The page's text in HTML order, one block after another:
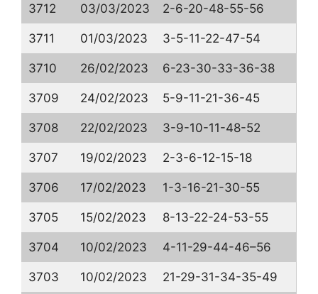
3712 03/03/2023 2-6-20-48-55-56
3711 01/03/2023 3-5-11-22-47-54
3710 26/02/2023 6-23-30-33-36-38
3709 24/02/2023 5-9-11-21-36-45
3708 22/02/2023 3-9-10-11-48-52
3707 19/02/2023 2-3-6-12-15-18
3706 17/02/2023 1-3-16-21-30-55
3705 15/02/2023 8-13-22-24-53-55
3704 10/02/2023 4-11-29-44-46–56
3703 10/02/2023 21-29-31-34-35-49